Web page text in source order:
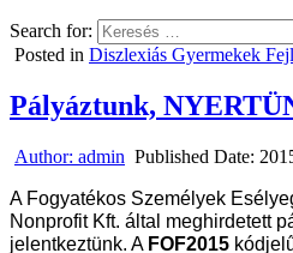
Search for:
Posted in Diszlexiás Gyermekek
Pályáztunk,
Author: admin Published Date:
A Fogyatékos Személyek
Nonprofit Kft. által meghirdetett
jelentkeztünk. A FOF2015